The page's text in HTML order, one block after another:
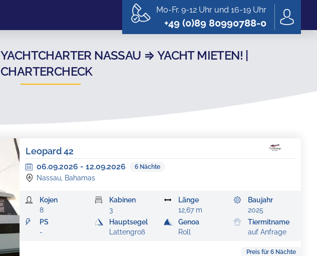
Mo-Fr. 9-12 Uhr und 16-19 Uhr
+49 (0)89 80990788-0
YACHTCHARTER NASSAU ⇒ YACHT MIETEN! |
CHARTERCHECK
Leopard 42
06.09.2026 - 12.09.2026 6 Nächte
Nassau, Bahamas
Kojen
8
Kabinen
3
Länge
12,67 m
Baujahr
2025
PS
-
Hauptsegel
Lattengroß
Genoa
Roll
Tiermitname
auf Anfrage
Preis für 6 Nächte